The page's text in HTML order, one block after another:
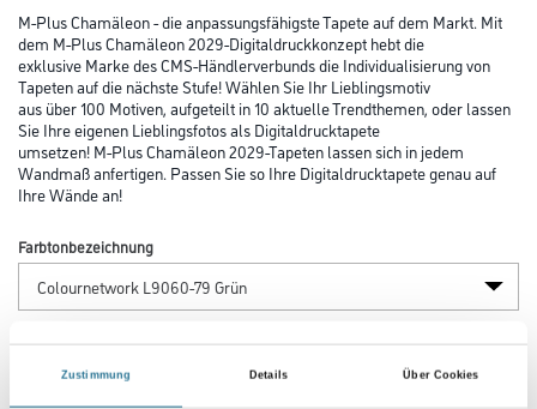
Zustimmung Details Über Cookies
M-Plus Chamäleon - die anpassungsfähigste Tapete auf dem Markt. Mit
dem M-Plus Chamäleon 2029-Digitaldruckkonzept hebt die
exklusive Marke des CMS-Händlerverbunds die Individualisierung von
Tapeten auf die nächste Stufe! Wählen Sie Ihr Lieblingsmotiv
aus über 100 Motiven, aufgeteilt in 10 aktuelle Trendthemen, oder lassen
Sie Ihre eigenen Lieblingsfotos als Digitaldrucktapete
umsetzen! M-Plus Chamäleon 2029-Tapeten lassen sich in jedem
Wandmaß anfertigen. Passen Sie so Ihre Digitaldrucktapete genau auf
Ihre Wände an!
Farbtonbezeichnung
Länge in centimeter